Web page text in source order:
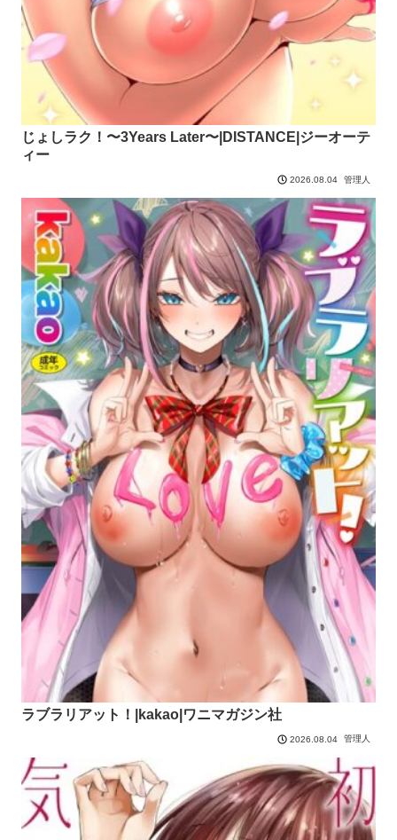
じょしラク！〜3Years Later〜|DISTANCE|ジーオーテ
ィー
2026.08.04 管理人
ラブラリアット！|kakao|ワニマガジン社
2026.08.04 管理人